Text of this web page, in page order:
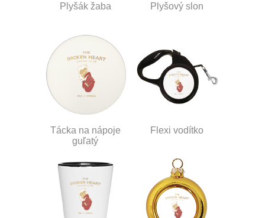
Plyšák žaba Plyšový slon
Tácka na nápoje
guľatý
Flexi vodítko